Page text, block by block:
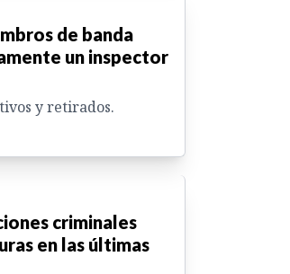
de banda
un inspector
y retirados.
criminales
en las últimas